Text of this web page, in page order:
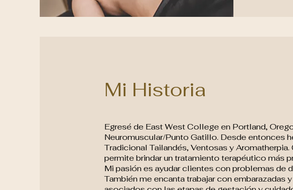
Mi Historia
Egresé de East West College en Portland,
Neuromuscular/Punto Gatillo. Desde entonces
Tradicional Tailandés, Ventosas y
permite brindar un tratamiento terapéutico más
Mi pasión es ayudar clientes con problemas
También me encanta trabajar con